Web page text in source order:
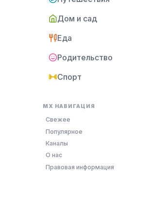
Дом и сад
Еда
Родительство
Спорт
MX НАВИГАЦИЯ
Свежее
Популярное
Каналы
О нас
Правовая информация